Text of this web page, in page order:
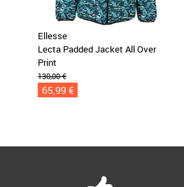
Ellesse
Lecta Padded Jacket All Over
Print
130,00 €
65,99 €